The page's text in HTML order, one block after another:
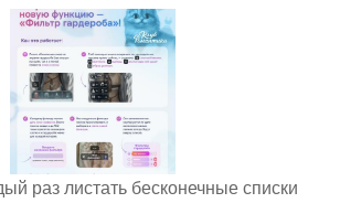
раз листать бесконечные списки